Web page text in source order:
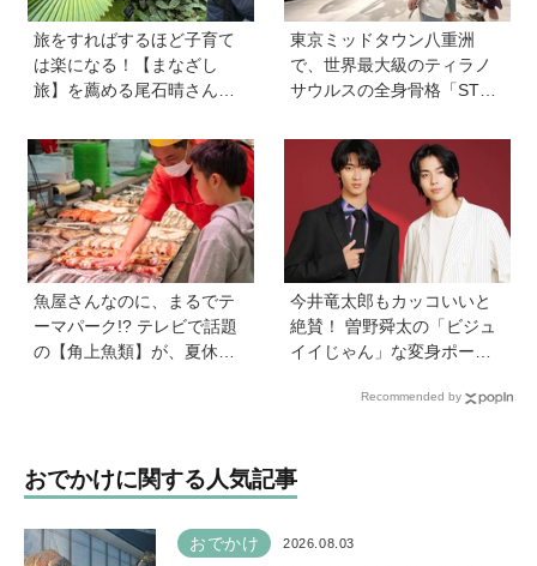
旅をすればするほど子育て
は楽になる！【まなざし
旅】を薦める尾石晴さんの
員にならない」「子どもに
役割を与える」がカギ
東京ミッドタウン八重洲
で、世界最大級のティラノ
サウルスの全身骨格「STA
DS EXPO 2026 ダイナソー
ラボ」が開催中
魚屋さんなのに、まるでテ
ーマパーク!? テレビで話題
の【角上魚類】が、夏休み
今井竜太郎もカッコいいと
絶賛！ 曽野舜太の「ビジュ
イイじゃん」な変身ポーズ
イダーゼッツ さよならのミ
Recommended by
おでかけに関する人気記事
おでかけ 2026.08.03